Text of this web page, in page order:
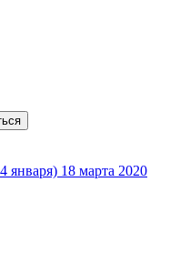
января) 18 марта 2020